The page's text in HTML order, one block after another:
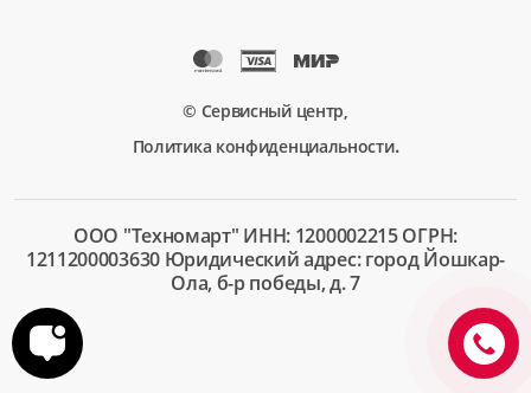
© Сервисный центр,
Политика конфиденциальности.
ООО "Техномарт" ИНН: 1200002215 ОГРН:
1211200003630 Юридический адрес: город Йошкар-
Ола, б-р победы, д. 7
+7 (495)
023-91-
73